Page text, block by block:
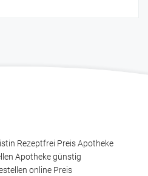
Rezeptfrei Preis Apotheke
Apotheke günstig
online Preis